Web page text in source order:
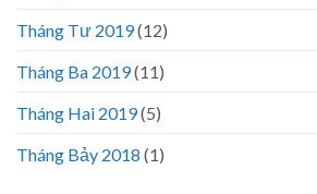
Tháng Tư 2019(12)
Tháng Ba 2019(11)
Tháng Hai 2019(5)
Tháng Bảy 2018 (1)